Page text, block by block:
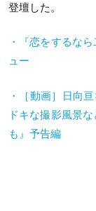
登壇した。
・『恋をするな
ュー
・［動画］日向
ドキな撮影風景
も』予告編